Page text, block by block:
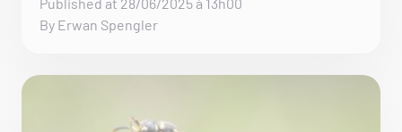
By Erwan Spengler